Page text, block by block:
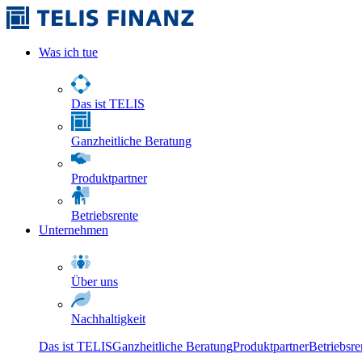
Was ich tue
Das ist TELIS
Ganzheitliche Beratung
Produktpartner
Betriebsrente
Unternehmen
Über uns
Nachhaltigkeit
Das ist TELISGanzheitliche BeratungProduktpartner